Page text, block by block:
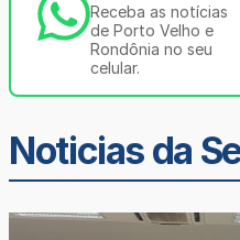
Receba as notícias
de Porto Velho e
Rondônia no seu
celular.
Noticias da